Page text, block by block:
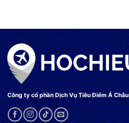
Công ty cổ phần Dịch Vụ Tiêu Điểm Á Châu